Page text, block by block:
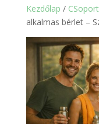
Kezdőlap /
alkalmas bérlet –